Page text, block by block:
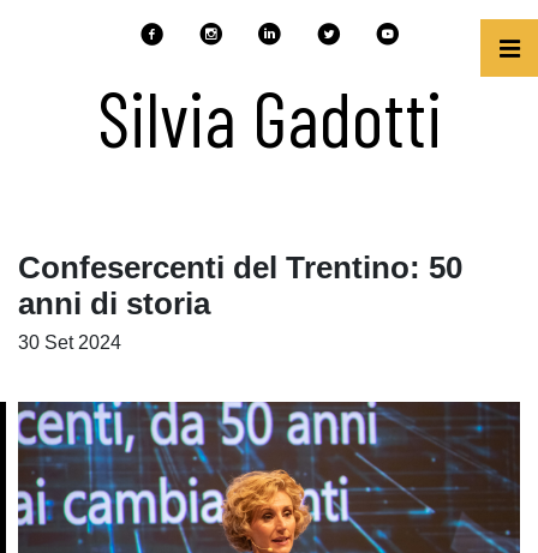
Silvia Gadotti
Confesercenti del Trentino: 50
anni di storia
30 Set 2024